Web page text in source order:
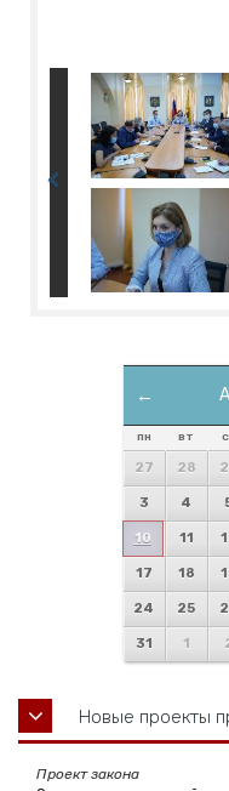
←
ПН ВТ
27 28
3 4
10 11
17 18
24 25
31 1
Новые проекты
Проект закона